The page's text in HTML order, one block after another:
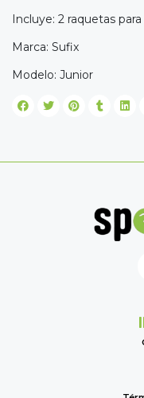
Incluye: 2 raquetas
Marca: Sufix
Modelo: Junior